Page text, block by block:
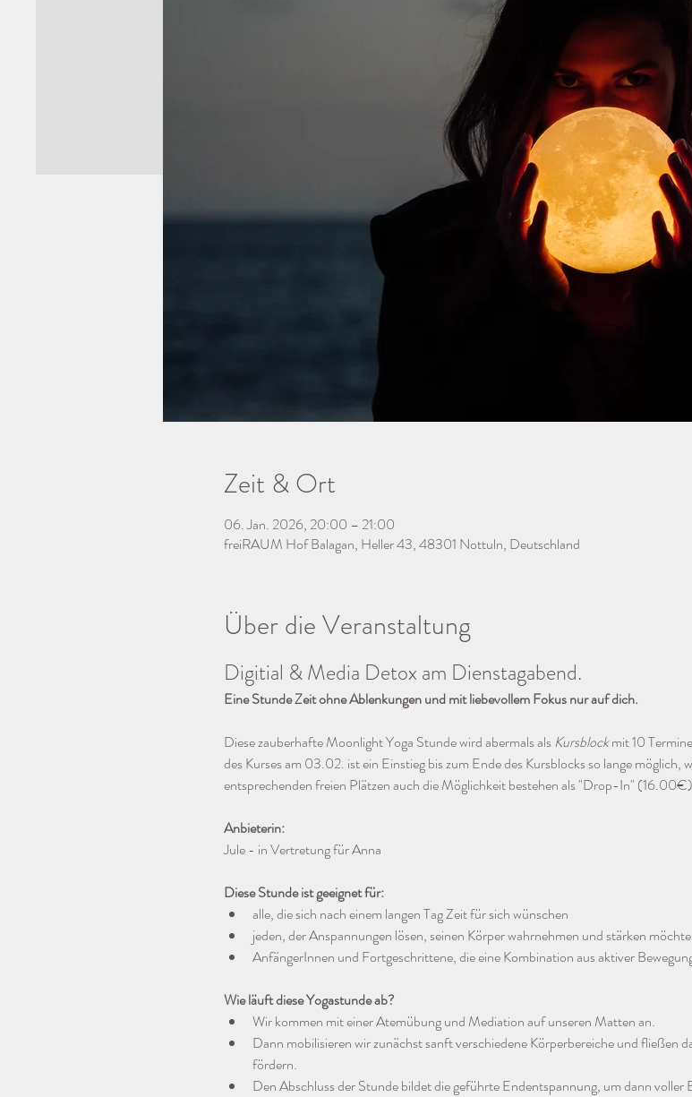
Zeit & Ort
06. Jan. 2026, 20:00 – 21:00
freiRAUM Hof Balagan, Heller 43, 48301 Nottuln, Deutschland
Über die Veranstaltung
Digitial & Media Detox am Dienstagabend.
Eine Stunde Zeit ohne Ablenkungen und mit liebevollem Fokus nur auf dich.
Diese zauberhafte Moonlight Yoga Stunde wird abermals als Kursblock mit 10
des Kurses am 03.02. ist ein Einstieg bis zum Ende des Kursblocks so lange möglich,
entsprechenden freien Plätzen auch die Möglichkeit bestehen als "Drop-In"
Anbieterin:
Jule - in Vertretung für Anna
Diese Stunde ist geeignet für:
alle, die sich nach einem langen Tag Zeit für sich wünschen
jeden, der Anspannungen lösen, seinen Körper wahrnehmen und stärken möchte
AnfängerInnen und Fortgeschrittene, die eine Kombination aus aktiver
Wie läuft diese Yogastunde ab?
Wir kommen mit einer Atemübung und Mediation auf unseren Matten an.
Dann mobilisieren wir zunächst sanft verschiedene Körperbereiche und fließen
fördern.
Den Abschluss der Stunde bildet die geführte Endentspannung, um dann voller